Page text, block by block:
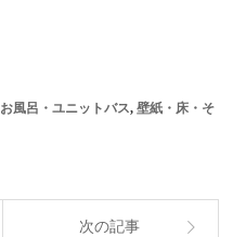
お風呂・ユニットバス,壁紙・床・そ
次の記事